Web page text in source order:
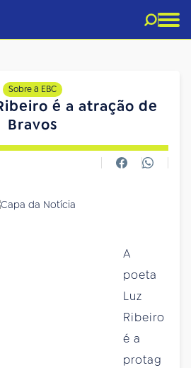
Sobre a EBC
é a atração de
Bravos
A
poeta
Luz
Ribeiro
é a
protag